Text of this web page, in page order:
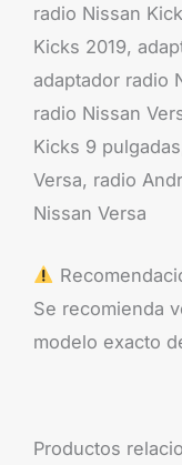
radio Nissan
Kicks 2019,
adaptador radio
radio Nissan
Kicks 9
Versa, radio
Nissan Versa
Se recomienda
modelo exacto
Productos